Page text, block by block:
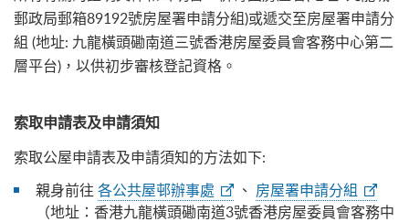
郵政局郵箱89192號房屋署申請分組)或遞交至房屋署申請分
組 (地址: 九龍橫頭磡南道三號香港房屋委員會客務中心第二
層平台)，以供初步審核登記資格。
索取申請表及申請須知
索取公屋申請表及申請須知的方法如下:
親身前往 各公共屋邨辦事處 、 房屋署申請分組
（地址：香港九龍橫頭磡南道3號香港房屋委員會客務中